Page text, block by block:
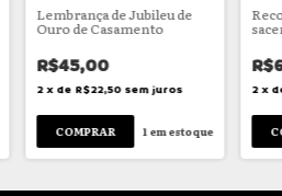
Lembrança de Jubileu de
Ouro de Casamento
R$45,00
2 x de R$22,50 sem juros
1 em estoque
2 x